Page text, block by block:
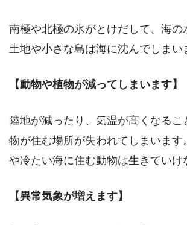
南極や北極の氷がとけだして、海の
土地や小さな島は海に沈んでしまい
【動物や植物が減ってしまいます】
陸地が減ったり、気温が高くなるこ
物が住む場所が失われてしまいます
や冷たい海に住む動物は生きていけ
【異常気象が増えます】